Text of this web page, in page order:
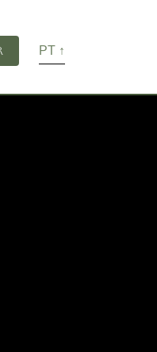
PT ↑